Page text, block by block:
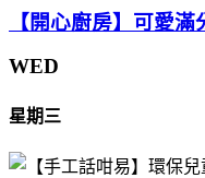
【開心廚房】可愛
WED
星期三